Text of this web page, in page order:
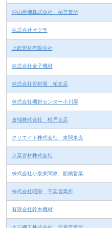
沖山産機株式会社 柏営業所
株式会社オグラ
上総管材有限会社
株式会社金子機材
株式会社管材屋 柏支店
株式会社機材センター小川屋
倉地株式会社 松戸支店
クリエイト株式会社 東関東支
京葉管材株式会社
株式会社小泉東関東 船橋営業
株式会社昭栄 千葉営業所
有限会社鈴木機材